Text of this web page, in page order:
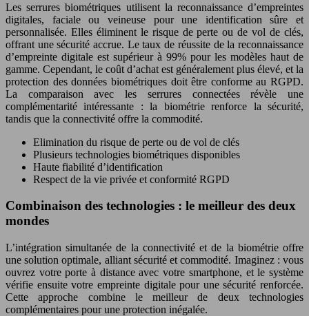
Les serrures biométriques utilisent la reconnaissance d’empreintes
digitales, faciale ou veineuse pour une identification sûre et
personnalisée. Elles éliminent le risque de perte ou de vol de clés,
offrant une sécurité accrue. Le taux de réussite de la reconnaissance
d’empreinte digitale est supérieur à 99% pour les modèles haut de
gamme. Cependant, le coût d’achat est généralement plus élevé, et la
protection des données biométriques doit être conforme au RGPD.
La comparaison avec les serrures connectées révèle une
complémentarité intéressante : la biométrie renforce la sécurité,
tandis que la connectivité offre la commodité.
Elimination du risque de perte ou de vol de clés
Plusieurs technologies biométriques disponibles
Haute fiabilité d’identification
Respect de la vie privée et conformité RGPD
Combinaison des technologies : le meilleur des deux
mondes
L’intégration simultanée de la connectivité et de la biométrie offre
une solution optimale, alliant sécurité et commodité. Imaginez : vous
ouvrez votre porte à distance avec votre smartphone, et le système
vérifie ensuite votre empreinte digitale pour une sécurité renforcée.
Cette approche combine le meilleur de deux technologies
complémentaires pour une protection inégalée.